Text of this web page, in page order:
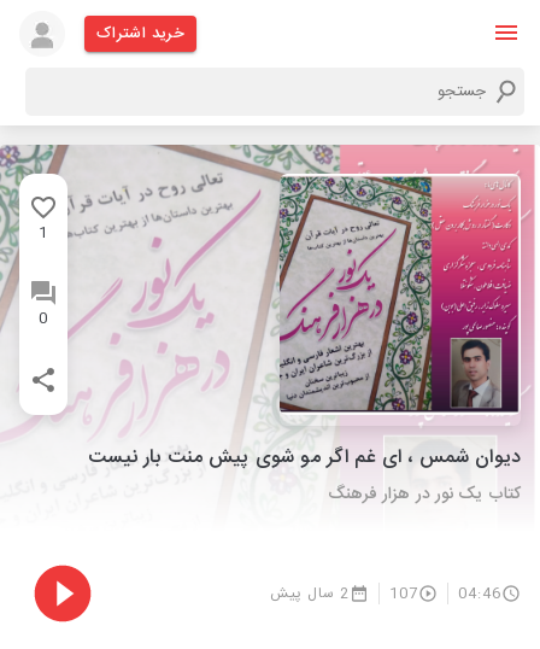
خرید اشتراک
1
0
دیوان شمس ، ای غم اگر مو شوی پیش منت بار نیست
کتاب یک نور در هزار فرهنگ
04:46
107 2 سال پیش